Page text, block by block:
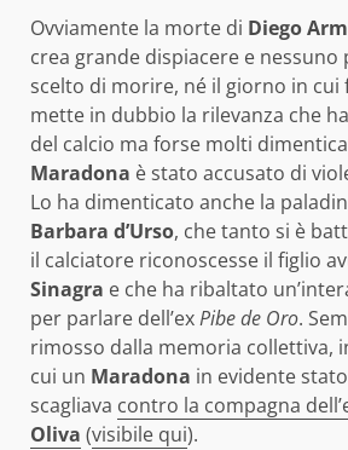
Ovviamente la morte di Diego
crea grande dispiacere e nessuno
scelto di morire, né il giorno in cui
mette in dubbio la rilevanza che
del calcio ma forse molti
Maradona è stato accusato di
Lo ha dimenticato anche la
Barbara d’Urso, che tanto si è
il calciatore riconoscesse il figlio
Sinagra e che ha ribaltato
per parlare dell’exPibe de Oro.
rimosso dalla memoria collettiva,
cui un Maradona in evidente
scagliava contro la compagna
Oliva (visibile qui).